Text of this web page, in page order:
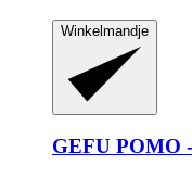
Winkelmandje
GEFU POMO